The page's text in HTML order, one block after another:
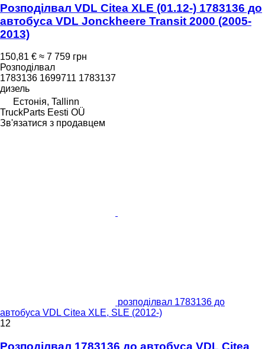
Розподілвал VDL Citea XLE (01.12-) 1783136 до
автобуса VDL Jonckheere Transit 2000 (2005-
2013)
150,81 € ≈ 7 759 грн
Розподілвал
1783136 1699711 1783137
дизель
Естонія, Tallinn
TruckParts Eesti OÜ
Зв'язатися з продавцем
розподілвал 1783136 до
автобуса VDL Citea XLE, SLE (2012-)
12
Розподілвал 1783136 до автобуса VDL Citea